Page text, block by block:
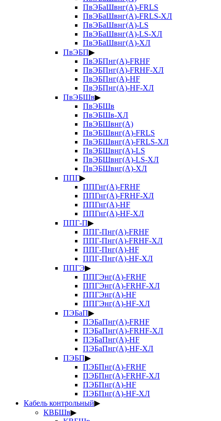
ПвЭБаШвнг(А)-FRLS
ПвЭБаШвнг(А)-FRLS-ХЛ
ПвЭБаШвнг(А)-LS
ПвЭБаШвнг(А)-LS-ХЛ
ПвЭБаШвнг(А)-ХЛ
ПвЭБП▶
ПвЭБПнг(А)-FRHF
ПвЭБПнг(А)-FRHF-ХЛ
ПвЭБПнг(А)-HF
ПвЭБПнг(А)-HF-ХЛ
ПвЭБШв▶
ПвЭБШв
ПвЭБШв-ХЛ
ПвЭБШвнг(А)
ПвЭБШвнг(А)-FRLS
ПвЭБШвнг(А)-FRLS-ХЛ
ПвЭБШвнг(А)-LS
ПвЭБШвнг(А)-LS-ХЛ
ПвЭБШвнг(А)-ХЛ
ППГ▶
ППГнг(А)-FRHF
ППГнг(А)-FRHF-ХЛ
ППГнг(А)-HF
ППГнг(А)-HF-ХЛ
ППГ-П▶
ППГ-Пнг(А)-FRHF
ППГ-Пнг(А)-FRHF-ХЛ
ППГ-Пнг(А)-HF
ППГ-Пнг(А)-HF-ХЛ
ППГЭ▶
ППГЭнг(А)-FRHF
ППГЭнг(А)-FRHF-ХЛ
ППГЭнг(А)-HF
ППГЭнг(А)-HF-ХЛ
ПЭБаП▶
ПЭБаПнг(А)-FRHF
ПЭБаПнг(А)-FRHF-ХЛ
ПЭБаПнг(А)-HF
ПЭБаПнг(А)-HF-ХЛ
ПЭБП▶
ПЭБПнг(А)-FRHF
ПЭБПнг(А)-FRHF-ХЛ
ПЭБПнг(А)-HF
ПЭБПнг(А)-HF-ХЛ
Кабель контрольный▶
КВБШв▶